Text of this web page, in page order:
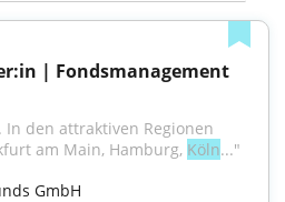
| Fondsmanagement
. In den attraktiven Regionen
am Main, Hamburg, Köln..."
GmbH